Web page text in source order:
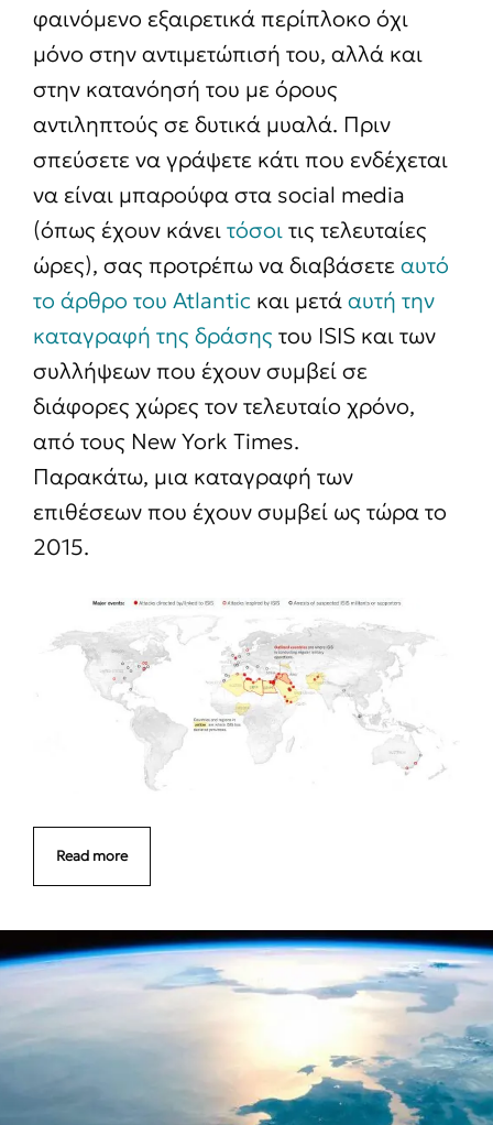
φαινόμενο εξαιρετικά περίπλοκο όχι
μόνο στην αντιμετώπισή του, αλλά και
στην κατανόησή του με όρους
αντιληπτούς σε δυτικά μυαλά. Πριν
σπεύσετε να γράψετε κάτι που ενδέχεται
να είναι μπαρούφα στα social media
(όπως έχουν κάνειτόσοιτις τελευταίες
ώρες), σας προτρέπω να διαβάσετεαυτό
το άρθρο του Atlantic και μετάαυτή την
καταγραφή της δράσης του ISIS και των
συλλήψεων που έχουν συμβεί σε
διάφορες χώρες τον τελευταίο χρόνο,
από τους New York Times.
Παρακάτω, μια καταγραφή των
επιθέσεων που έχουν συμβεί ως τώρα το
2015.
Read more